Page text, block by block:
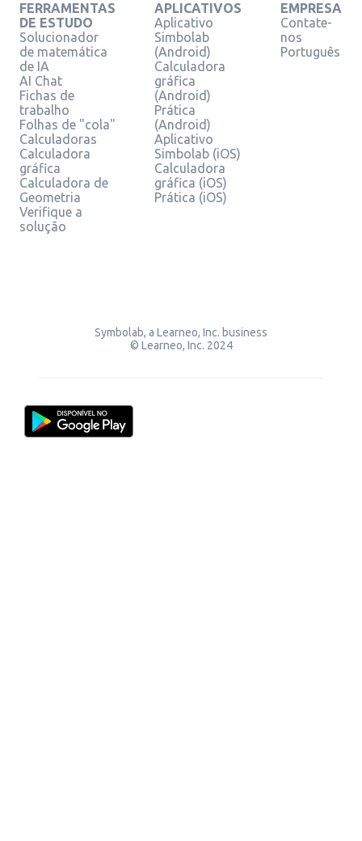
FERRAMENTAS
DE ESTUDO
Solucionador
de matemática
de IA
AI Chat
Fichas de
trabalho
Folhas de "cola"
Calculadoras
Calculadora
gráfica
Calculadora de
Geometria
Verifique a
solução
APLICATIVOS
Aplicativo
Simbolab
(Android)
Calculadora
gráfica
(Android)
Prática
(Android)
Aplicativo
Simbolab (iOS)
Calculadora
gráfica (iOS)
Prática (iOS)
EMPRESA
Contate-
nos
Português
Symbolab, a Learneo, Inc. business
© Learneo, Inc. 2024